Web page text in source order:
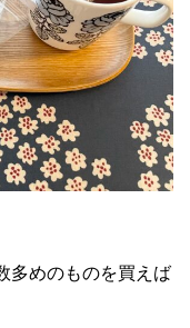
多めのものを買えば